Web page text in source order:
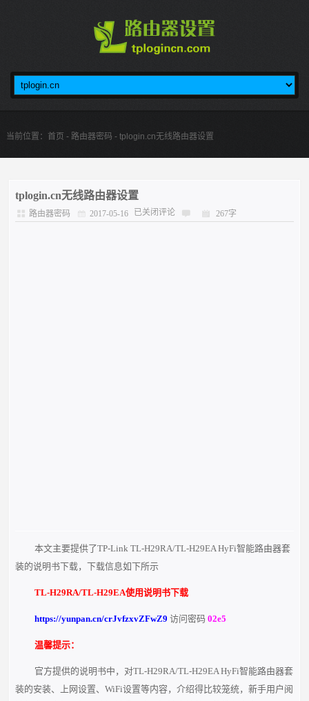
当前位置： 首页 - 路由器密码 - tplogin.cn无线路由器设置
tplogin.cn无线路由器设置
路由器密码 2017-05-16 已关闭评论 267字
本文主要提供了TP-Link TL-H29RA/TL-H29EA HyFi智能路由器套
装的说明书下载，下载信息如下所示
TL-H29RA/TL-H29EA使用说明书下载
https://yunpan.cn/crJvfzxvZFwZ9 访问密码 02e5
温馨提示：
官方提供的说明书中，对TL-H29RA/TL-H29EA HyFi智能路由器套
装的安装、上网设置、WiFi设置等内容，介绍得比较笼统，新手用户阅